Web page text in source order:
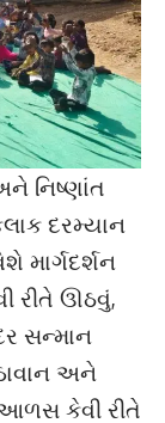
નિષ્ણાંત
દરમ્યાન
માર્ગદર્શન
રીતે ઊઠવું,
સન્માન
અને
કેવી રીતે